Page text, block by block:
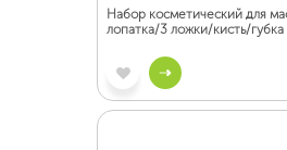
Набор косметический для
лопатка/3 ложки/кисть/